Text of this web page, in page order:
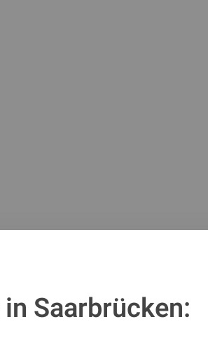
in Saarbrücken: